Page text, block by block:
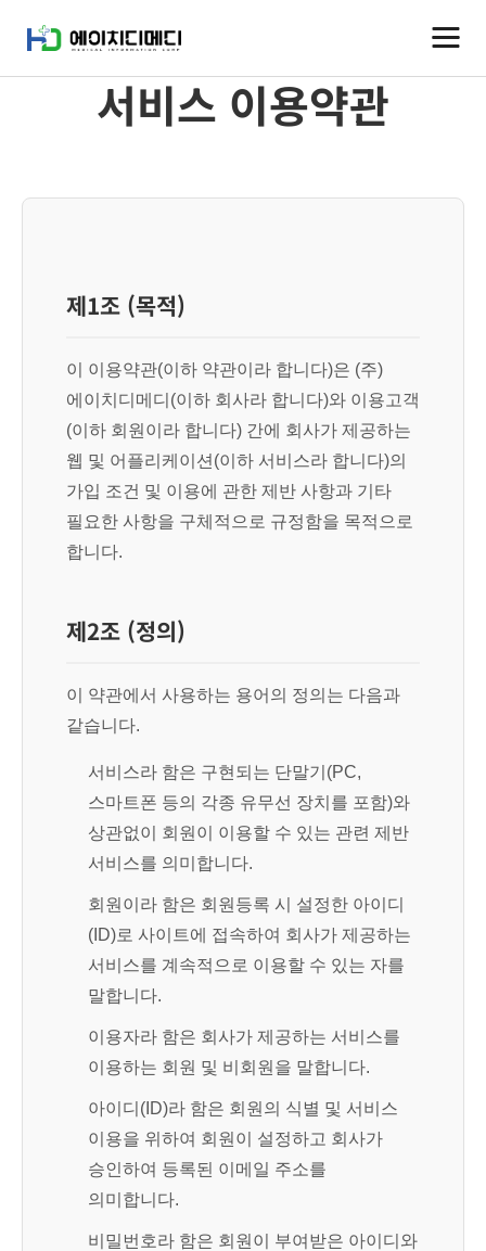
서비스 이용약관
제1조 (목적)
이 이용약관(이하 약관이라 합니다)은 (주)
에이치디메디(이하 회사라 합니다)와 이용고객
(이하 회원이라 합니다) 간에 회사가 제공하는
웹 및 어플리케이션(이하 서비스라 합니다)의
가입 조건 및 이용에 관한 제반 사항과 기타
필요한 사항을 구체적으로 규정함을 목적으로
합니다.
제2조 (정의)
이 약관에서 사용하는 용어의 정의는 다음과
같습니다.
서비스라 함은 구현되는 단말기(PC,
스마트폰 등의 각종 유무선 장치를 포함)와
상관없이 회원이 이용할 수 있는 관련 제반
서비스를 의미합니다.
회원이라 함은 회원등록 시 설정한 아이디
(ID)로 사이트에 접속하여 회사가 제공하는
서비스를 계속적으로 이용할 수 있는 자를
말합니다.
이용자라 함은 회사가 제공하는 서비스를
이용하는 회원 및 비회원을 말합니다.
아이디(ID)라 함은 회원의 식별 및 서비스
이용을 위하여 회원이 설정하고 회사가
승인하여 등록된 이메일 주소를
의미합니다.
비밀번호라 함은 회원이 부여받은 아이디와